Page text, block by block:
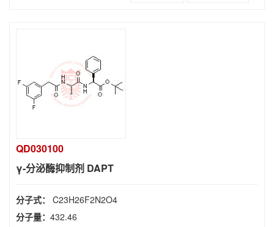
QD030100
γ-分泌酶抑制剂 DAPT
分子式： C23H26F2N2O4
分子量： 432.46